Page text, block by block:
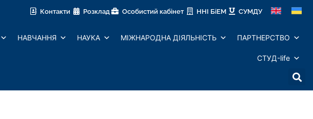
Контакти Розклад Особистий кабінет ННІ БіЕМ СУМДУ
НАВЧАННЯ НАУКА МІЖНАРОДНА ДІЯЛЬНІСТЬ ПАРТНЕРСТВО
СТУД-life